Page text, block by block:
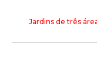
Jardins de três